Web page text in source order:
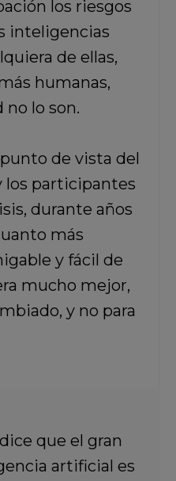
los riesgos
inteligencias
de ellas,
humanas,
no lo son.
de vista del
los participantes
durante años
más
y fácil de
mucho mejor,
y no para
que el gran
artificial es